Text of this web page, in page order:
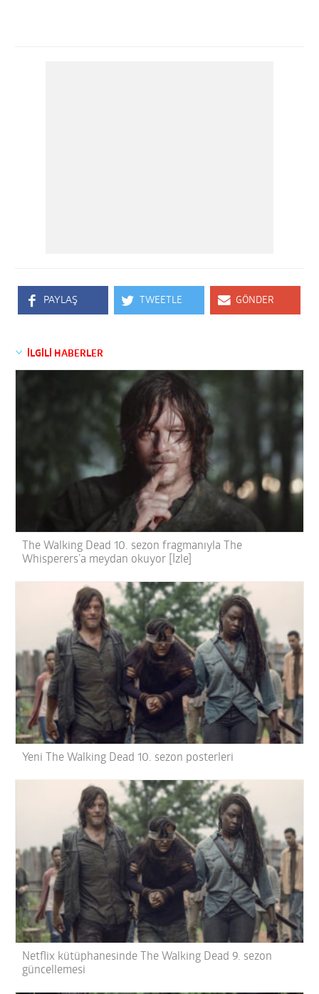
PAYLAŞ TWEETLE GÖNDER
İLGİLİ HABERLER
The Walking Dead 10. sezon fragmanıyla The
Whisperers’a meydan okuyor [İzle]
Yeni The Walking Dead 10. sezon posterleri
Netflix kütüphanesinde The Walking Dead 9. sezon
güncellemesi